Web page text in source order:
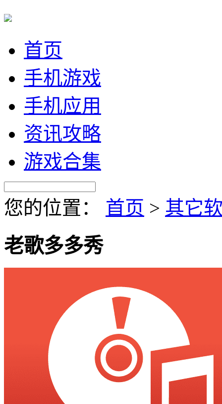
首页
手机游戏
手机应用
资讯攻略
游戏合集
您的位置： 首页 > 其它
老歌多多秀